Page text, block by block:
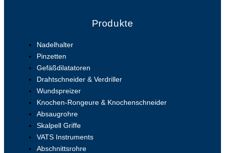
Produkte
Nadelhalter
Pinzetten
Gefäßdilatatoren
Drahtschneider & Verdriller
Wundspreizer
Knochen-Rongeure & Knochenschneider
Absaugrohre
Skalpell Griffe
VATS Instruments
Abschnittsrohre